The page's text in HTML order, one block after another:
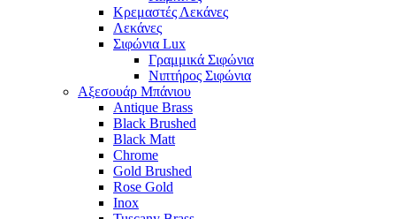
Κρεμαστές Λεκάνες
Λεκάνες
Σιφώνια Lux
Γραμμικά Σιφώνια
Νιπτήρος Σιφώνια
Αξεσουάρ Μπάνιου
Antique Brass
Black Brushed
Black Matt
Chrome
Gold Brushed
Rose Gold
Inox